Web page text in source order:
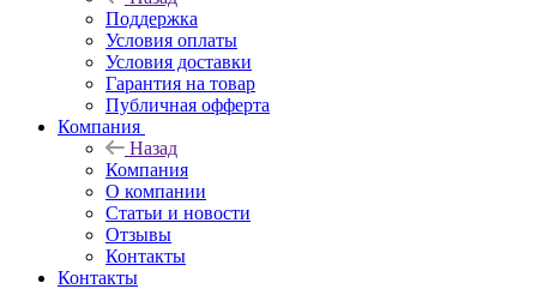
Поддержка
Условия оплаты
Условия доставки
Гарантия на товар
Публичная офферта
Компания
Назад
Компания
О компании
Статьи и новости
Отзывы
Контакты
Контакты